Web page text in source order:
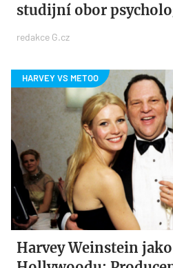
studijní obor
redakce G.cz
Harvey Weinstein